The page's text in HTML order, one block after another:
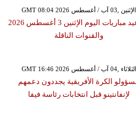
GMT 08:04 2026 الإثنين ,03 آب / أغسطس
مواعيد مباريات اليوم الإثنين 3 أغسطس 2026
والقنوات الناقلة
GMT 16:46 2026 الثلاثاء ,04 آب / أغسطس
الكرة الأفريقية يجددون دعمهم
لإنفانتينو قبل انتخابات رئاسة فيفا